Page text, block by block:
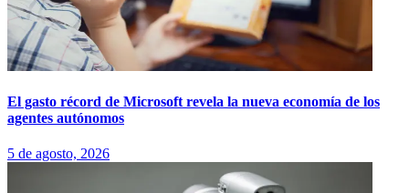
El gasto récord de Microsoft revela la nueva economía de los
agentes autónomos
5 de agosto, 2026